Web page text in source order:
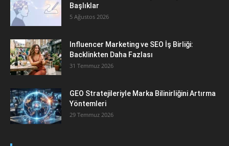
Başlıklar
5 Ağustos 2026
Influencer Marketing ve SEO İş Birliği:
Backlinkten Daha Fazlası
31 Temmuz 2026
GEO Stratejileriyle Marka Bilinirliğini Artırma
Yöntemleri
29 Temmuz 2026